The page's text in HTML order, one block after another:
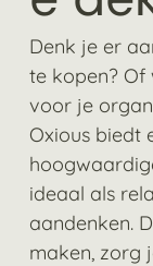
Denk je er
te kopen? Of
voor je
Oxious biedt
ideaal als
aandenken.
maken, zorg